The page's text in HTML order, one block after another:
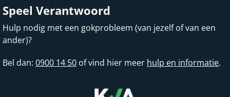
Speel Verantwoord
Hulp nodig met een gokprobleem (van jezelf of van een
ander)?
Bel dan: 0900 14 50 of vind hier meer hulp en informatie.